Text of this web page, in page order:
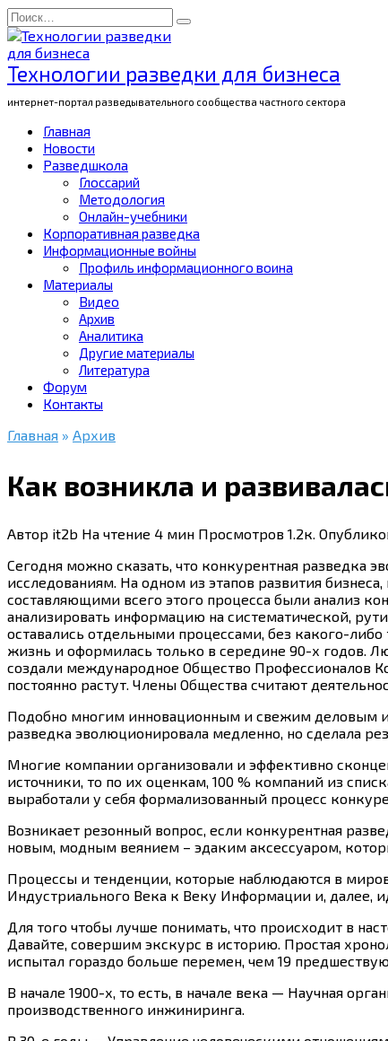
Перейти
к
содержанию
Search
for:
Технологии разведки для бизнеса
интернет-портал разведывательного сообщества частного сектора
Главная
Новости
Разведшкола
Глоссарий
Методология
Онлайн-учебники
Корпоративная разведка
Информационные войны
Профиль информационного воина
Материалы
Видео
Архив
Аналитика
Другие материалы
Литература
Форум
Контакты
Главная » Архив
Как возникла и
Автор it2b На чтение 4 мин Просмотров 1.2к.
Сегодня можно сказать, что конкурентная разведка
исследованиям. На одном из этапов развития
составляющими всего этого процесса были анализ
анализировать информацию на систематической,
оставались отдельными процессами, без какого-либо
жизнь и оформилась только в середине 90-х годов.
создали международное Общество Профессионалов
постоянно растут. Члены Общества считают
Подобно многим инновационным и свежим деловым
разведка эволюционировала медленно, но сделала
Многие компании организовали и эффективно
источники, то по их оценкам, 100 % компаний из
выработали у себя формализованный процесс
Возникает резонный вопрос, если конкурентная
новым, модным веянием – эдаким аксессуаром,
Процессы и тенденции, которые наблюдаются в
Индустриального Века к Веку Информации и, далее,
Для того чтобы лучше понимать, что происходит в
Давайте, совершим экскурс в историю. Простая
испытал гораздо больше перемен, чем 19
В начале 1900-х, то есть, в начале века — Научная
производственного инжиниринга.